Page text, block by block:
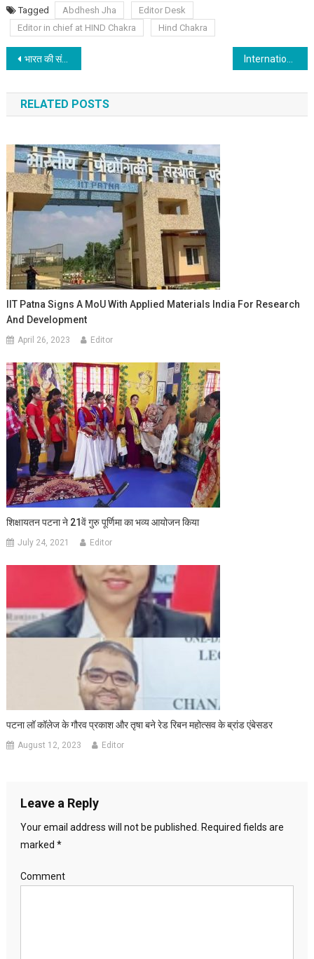
Tagged Abdhesh Jha
Editor Desk
Editor in chief at HIND Chakra
Hind Chakra
Post navigation
भारत की संविधान सभा के प्रथम अध्यक्ष डॉ. सच्चिदानन्द सिन्हा की जयंती मनाया जीकेसी
RELATED POSTS
IIT Patna Signs A MoU With Applied Materials India For Research
And Development
April 26, 2023 Editor
शिक्षायतन पटना ने 21वें गुरु पूर्णिमा का भव्य आयोजन किया
July 24, 2021 Editor
पटना लॉ कॉलेज के गौरव प्रकाश और तृषा बने रेड रिबन महोत्सव के ब्रांड एंबेसडर
August 12, 2023 Editor
Leave a Reply
Your email address will not be published.
Required fields are
marked *
Comment